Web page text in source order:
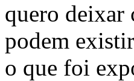
quero deixar
podem
o que foi